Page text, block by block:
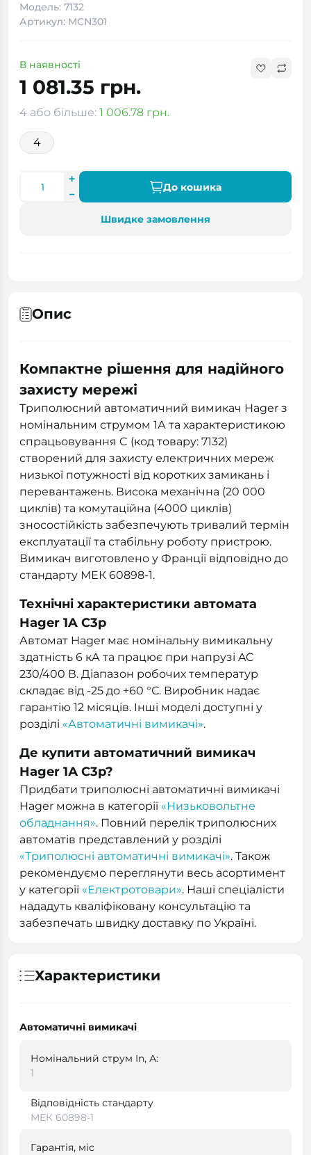
Модель: 7132
Артикул: MCN301
В наявності
1 081.35 грн.
4 або більше: 1 006.78 грн.
4
До кошика
Швидке замовлення
Опис
Компактне рішення для надійного
захисту мережі
Триполюсний автоматичний вимикач Hager з
номінальним струмом 1А та характеристикою
спрацьовування C (код товару: 7132)
створений для захисту електричних мереж
низької потужності від коротких замикань і
перевантажень. Висока механічна (20 000
циклів) та комутаційна (4000 циклів)
зносостійкість забезпечують тривалий термін
експлуатації та стабільну роботу пристрою.
Вимикач виготовлено у Франції відповідно до
стандарту МЕК 60898-1.
Технічні характеристики автомата
Hager 1A C3p
Автомат Hager має номінальну вимикальну
здатність 6 кА та працює при напрузі AC
230/400 В. Діапазон робочих температур
складає від -25 до +60 °С. Виробник надає
гарантію 12 місяців. Інші моделі доступні у
розділі «Автоматичні вимикачі».
Де купити автоматичний вимикач
Hager 1А C3p?
Придбати триполюсні автоматичні вимикачі
Hager можна в категорії «Низьковольтне
обладнання». Повний перелік триполюсних
автоматів представлений у розділі
«Триполюсні автоматичні вимикачі». Також
рекомендуємо переглянути весь асортимент
у категорії «Електротовари». Наші спеціалісти
нададуть кваліфіковану консультацію та
забезпечать швидку доставку по Україні.
Характеристики
Автоматичні вимикачі
Номінальний струм In, А:
1
Відповідність стандарту
МЕК 60898-1
Гарантія, міс